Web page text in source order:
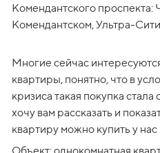
Комендантского проспекта:
Комендантском, Ультра-Сити.
Многие сейчас
квартиры, понятно, что в
кризиса такая покупка
хочу вам рассказать и
Объект: однокомнатная